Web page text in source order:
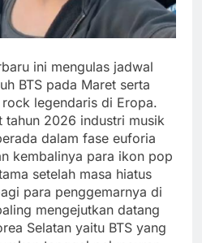
ini mengulas jadwal
BTS pada Maret serta
legendaris di Eropa.
tahun 2026 industri musik
dalam fase euforia
kembalinya para ikon pop
setelah masa hiatus
para penggemarnya di
mengejutkan datang
Selatan yaitu BTS yang